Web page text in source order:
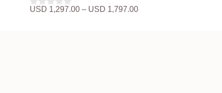
hasta
0
USD 1,297.00 – USD 1,797.00Rango